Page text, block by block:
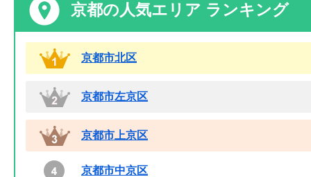
京都の人気エリア ランキング
京都市北区
京都市左京区
京都市上京区
京都市中京区